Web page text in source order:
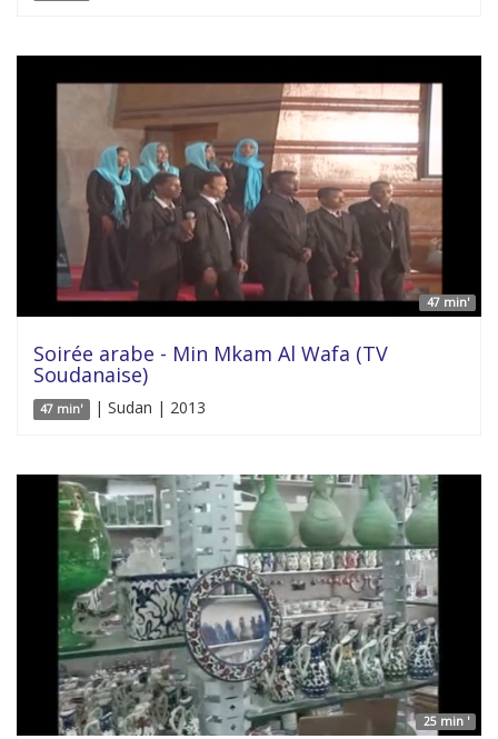
47 min'
Soirée arabe - Min Mkam Al Wafa (TV
Soudanaise)
47 min' | Sudan | 2013
25 min '